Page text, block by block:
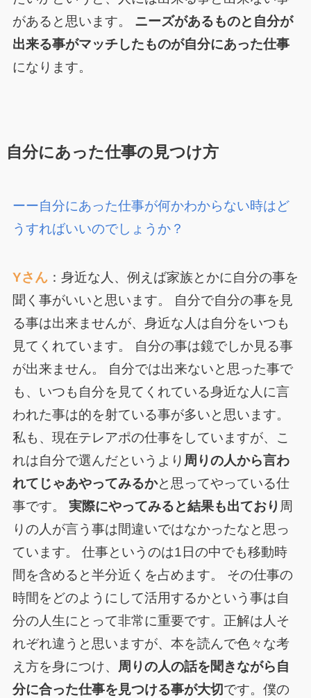
があると思います。 ニーズがあるものと自分が
出来る事がマッチしたものが自分にあった仕事
になります。
自分にあった仕事の見つけ方
ーー自分にあった仕事が何かわからない時はど
うすればいいのでしょうか？
Yさん：身近な人、例えば家族とかに自分の事を
聞く事がいいと思います。 自分で自分の事を見
る事は出来ませんが、身近な人は自分をいつも
見てくれています。 自分の事は鏡でしか見る事
が出来ません。 自分では出来ないと思った事で
も、いつも自分を見てくれている身近な人に言
われた事は的を射ている事が多いと思います。
私も、現在テレアポの仕事をしていますが、こ
れは自分で選んだというより 周りの人から言わ
れてじゃあやってみるかと思ってやっている仕
事です。 実際にやってみると結果も出ており 周
りの人が言う事は間違いではなかったなと思っ
ています。 仕事というのは1日の中でも移動時
間を含めると半分近くを占めます。 その仕事の
時間をどのようにして活用するかという事は自
分の人生にとって非常に重要です。正解は人そ
れぞれ違うと思いますが、本を読んで色々な考
え方を身につけ、 周りの人の話を聞きながら自
分に合った仕事を見つける事が大切です。僕の